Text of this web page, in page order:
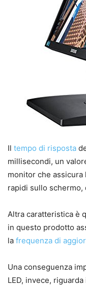
Il tempo di risposta
millisecondi, un
monitor che
rapidi sullo schermo,
Altra caratteristica è
in questo prodotto
la frequenza di
Una conseguenza
LED, invece, riguarda